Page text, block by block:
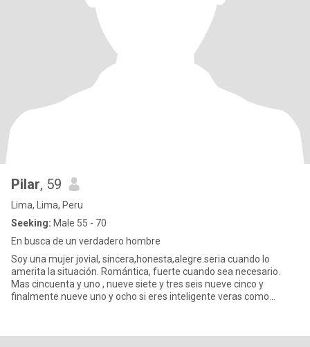
Pilar, 59
Lima, Lima, Peru
Seeking: Male 55 - 70
En busca de un verdadero hombre
Soy una mujer jovial, sincera,honesta,alegre.seria cuando lo
amerita la situación. Romántica, fuerte cuando sea necesario.
Mas cincuenta y uno , nueve siete y tres seis nueve cinco y
finalmente nueve uno y ocho si eres inteligente veras como